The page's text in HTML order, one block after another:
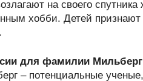
на своего
хобби. Детей
для фамилии Мильберг
– потенциальные